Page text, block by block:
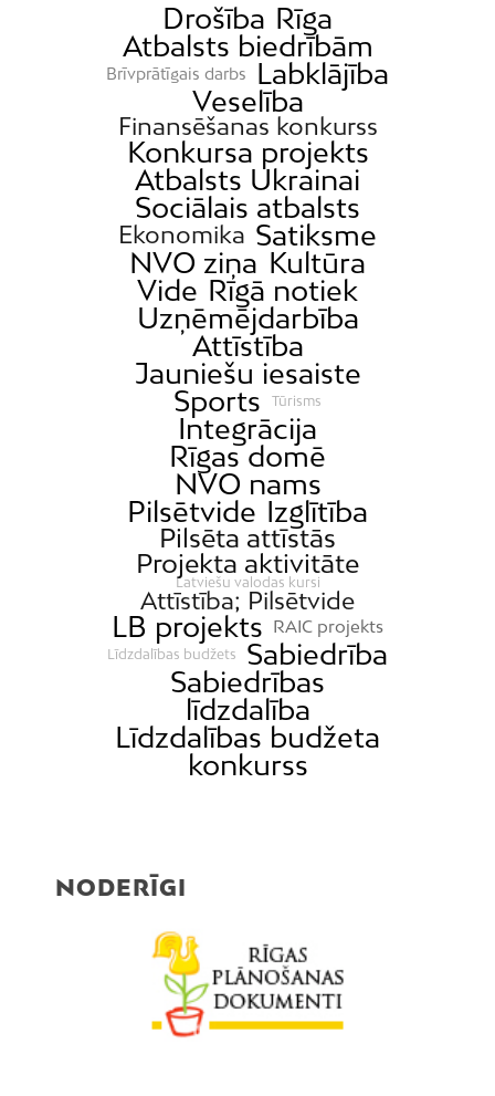
Drošība Rīga
Atbalsts biedrībām
Brīvprātīgais darbs
Labklājība
Veselība
Finansēšanas konkurss
Konkursa projekts
Atbalsts Ukrainai
Sociālais atbalsts
Ekonomika Satiksme
NVO ziņa Kultūra
Vide Rīgā notiek
Uzņēmējdarbība
Attīstība
Jauniešu iesaiste
Sports
Tūrisms
Integrācija
Rīgas domē
NVO nams
Pilsētvide Izglītība
Pilsēta attīstās
Projekta aktivitāte
Latviešu valodas kursi
Attīstība; Pilsētvide
LB projekts RAIC projekts
Līdzdalības budžets
Sabiedrība
Sabiedrības
līdzdalība
Līdzdalības budžeta
konkurss
NODERĪGI